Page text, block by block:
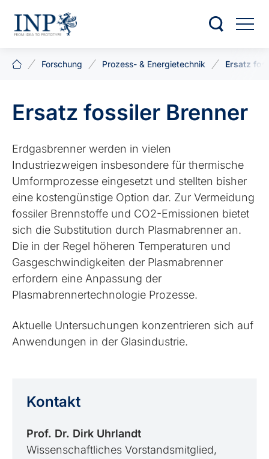
Forschung Prozess- & Energietechnik Ersatz
Ersatz fossiler Brenner
Erdgasbrenner werden in vielen
Industriezweigen insbesondere für thermische
Umformprozesse eingesetzt und stellten bisher
eine kostengünstige Option dar. Zur Vermeidung
fossiler Brennstoffe und CO2-Emissionen bietet
sich die Substitution durch Plasmabrenner an.
Die in der Regel höheren Temperaturen und
Gasgeschwindigkeiten der Plasmabrenner
erfordern eine Anpassung der
Plasmabrennertechnologie Prozesse.
Aktuelle Untersuchungen konzentrieren sich auf
Anwendungen in der Glasindustrie.
Kontakt
Prof. Dr. Dirk Uhrlandt
Wissenschaftliches Vorstandsmitglied,